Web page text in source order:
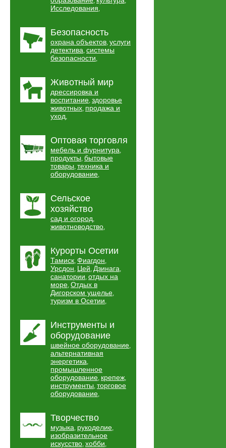
Исследования,
Безопасность
охрана объектов, услуги
детектива, системы
безопасности,
Животный мир
дрессировка и
воспитание, здоровье
животных, продажа и
уход,
Оптовая торговля
мебель и фурнитура,
продукты, бытовые
товары, техника и
оборудование,
Сельское
хозяйство
сад и огород,
животноводство,
Курорты Осетии
Тамиск, Фиагдон,
Урсдон, Цей, Дзинага,
санатории, отдых на
море, Отдых в
Дигорском ущелье,
туризм в Осетии,
Инструменты и
оборудование
швейное оборудование,
альтернативная
энергетика,
промышленное
оборудование, крепеж,
инструменты, торговое
оборудование,
Творчество
музыка, рукоделие,
изобразительное
искусство, хобби,